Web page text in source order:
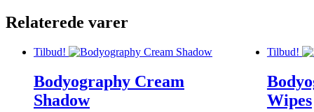
Relaterede varer
Tilbud!
Bodyography Cream
Shadow
Tilbud!
Wipes